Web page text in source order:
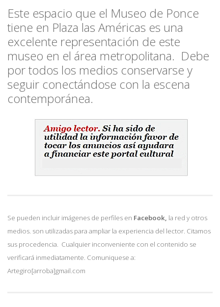
Este espacio que el Museo de Ponce
tiene en Plaza las Américas es una
excelente representación de este
museo en el área metropolitana. Debe
por todos los medios conservarse y
seguir conectándose con la escena
contemporánea.
Se pueden incluir imágenes de perfiles en Facebook, la red y otros
medios. son utilizadas para ampliar la experiencia del lector. Citamos
sus procedencia. Cualquier inconveniente con el contenido se
verificará inmediatamente. Comuniquese a:
Artegiro[arroba]gmail.com